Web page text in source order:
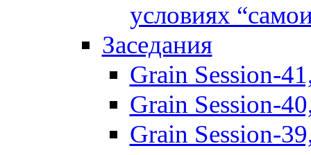
условиях
Заседания
Grain Session-
Grain Session-
Grain Session-